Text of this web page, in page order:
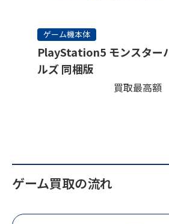
ゲーム機本体
PlayStation5 モンスター
ルズ 同梱版
買取最高額
ゲーム買取の流れ